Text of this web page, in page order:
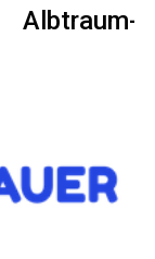
Albtraum-